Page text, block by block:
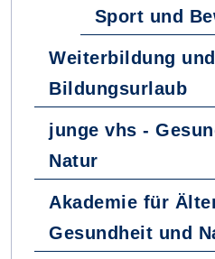
Sport und
Weiterbildung und
Bildungsurlaub
junge vhs -
Natur
Akademie für
Gesundheit und